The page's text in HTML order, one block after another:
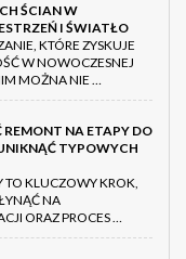
ŚCIAN W
I ŚWIATŁO
KTÓRE ZYSKUJE
W NOWOCZESNEJ
MOŻNA NIE …
REMONT NA ETAPY DO
TYPOWYCH
TO KLUCZOWY KROK,
NA
ORAZ PROCES …